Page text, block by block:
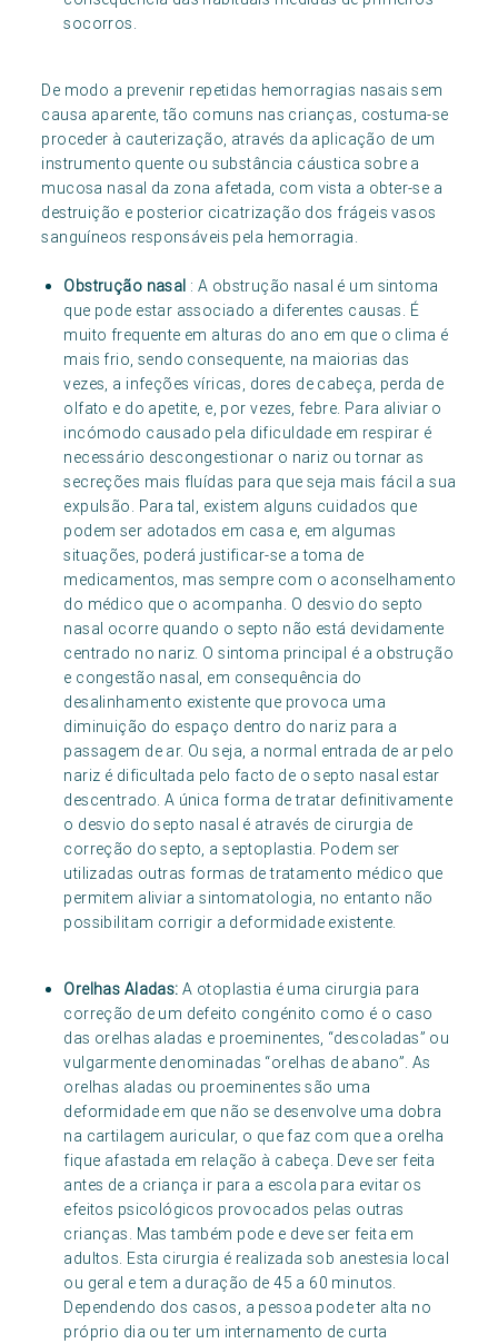
socorros.
De modo a prevenir repetidas hemorragias nasais sem
causa aparente, tão comuns nas crianças, costuma-se
proceder à cauterização, através da aplicação de um
instrumento quente ou substância cáustica sobre a
mucosa nasal da zona afetada, com vista a obter-se a
destruição e posterior cicatrização dos frágeis vasos
sanguíneos responsáveis pela hemorragia.
Obstrução nasal : A obstrução nasal é um sintoma
que pode estar associado a diferentes causas. É
muito frequente em alturas do ano em que o clima é
mais frio, sendo consequente, na maiorias das
vezes, a infeções víricas, dores de cabeça, perda de
olfato e do apetite, e, por vezes, febre. Para aliviar o
incómodo causado pela dificuldade em respirar é
necessário descongestionar o nariz ou tornar as
secreções mais fluídas para que seja mais fácil a sua
expulsão. Para tal, existem alguns cuidados que
podem ser adotados em casa e, em algumas
situações, poderá justificar-se a toma de
medicamentos, mas sempre com o aconselhamento
do médico que o acompanha. O desvio do septo
nasal ocorre quando o septo não está devidamente
centrado no nariz. O sintoma principal é a obstrução
e congestão nasal, em consequência do
desalinhamento existente que provoca uma
diminuição do espaço dentro do nariz para a
passagem de ar. Ou seja, a normal entrada de ar pelo
nariz é dificultada pelo facto de o septo nasal estar
descentrado. A única forma de tratar definitivamente
o desvio do septo nasal é através de cirurgia de
correção do septo, a septoplastia. Podem ser
utilizadas outras formas de tratamento médico que
permitem aliviar a sintomatologia, no entanto não
possibilitam corrigir a deformidade existente.
Orelhas Aladas: A otoplastia é uma cirurgia para
correção de um defeito congénito como é o caso
das orelhas aladas e proeminentes, “descoladas” ou
vulgarmente denominadas “orelhas de abano”. As
orelhas aladas ou proeminentes são uma
deformidade em que não se desenvolve uma dobra
na cartilagem auricular, o que faz com que a orelha
fique afastada em relação à cabeça. Deve ser feita
antes de a criança ir para a escola para evitar os
efeitos psicológicos provocados pelas outras
crianças. Mas também pode e deve ser feita em
adultos. Esta cirurgia é realizada sob anestesia local
ou geral e tem a duração de 45 a 60 minutos.
Dependendo dos casos, a pessoa pode ter alta no
próprio dia ou ter um internamento de curta